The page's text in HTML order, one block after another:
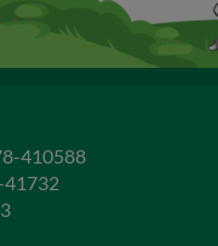
410588
41732